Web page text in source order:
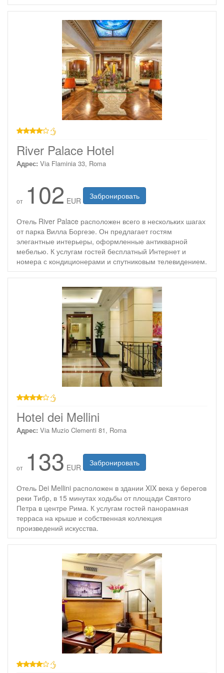
River Palace Hotel
Адрес: Via Flaminia 33, Roma
от 102 EUR Забронировать
Отель River Palace расположен всего в нескольких шагах
от парка Вилла Боргезе. Он предлагает гостям
элегантные интерьеры, оформленные антикварной
мебелью. К услугам гостей бесплатный Интернет и
номера с кондиционерами и спутниковым телевидением.
Hotel dei Mellini
Адрес: Via Muzio Clementi 81, Roma
от 133 EUR Забронировать
Отель Dei Mellini расположен в здании XIX века у берегов
реки Тибр, в 15 минутах ходьбы от площади Святого
Петра в центре Рима. К услугам гостей панорамная
терраса на крыше и собственная коллекция
произведений искусства.